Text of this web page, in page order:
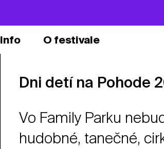
Info O festivale
Dni detí na Pohode
Vo Family Parku
hudobné, tanečné,